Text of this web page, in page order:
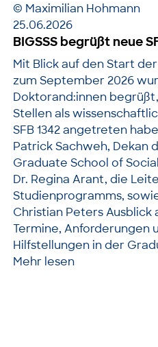
© Maximilian Hohmann
25.06.2026
BIGSSS begrüßt neue
Mit Blick auf den Start
zum September 2026
Doktorand:innen
Stellen als
SFB 1342 angetreten
Patrick Sachweh, Dekan
Graduate School of
Dr. Regina Arant, die
Studienprogramms,
Christian Peters
Termine, Anforderungen
Hilfstellungen in der
Mehr lesen